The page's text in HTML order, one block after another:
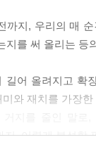
다. 그리고 뭐니
이런 욕망의 산
는 말을 거울에 비
까지, 우리의 매
지를 써 올리는
길어 올려지고 확
와 재치를 가장한
지. 어렵게 분석